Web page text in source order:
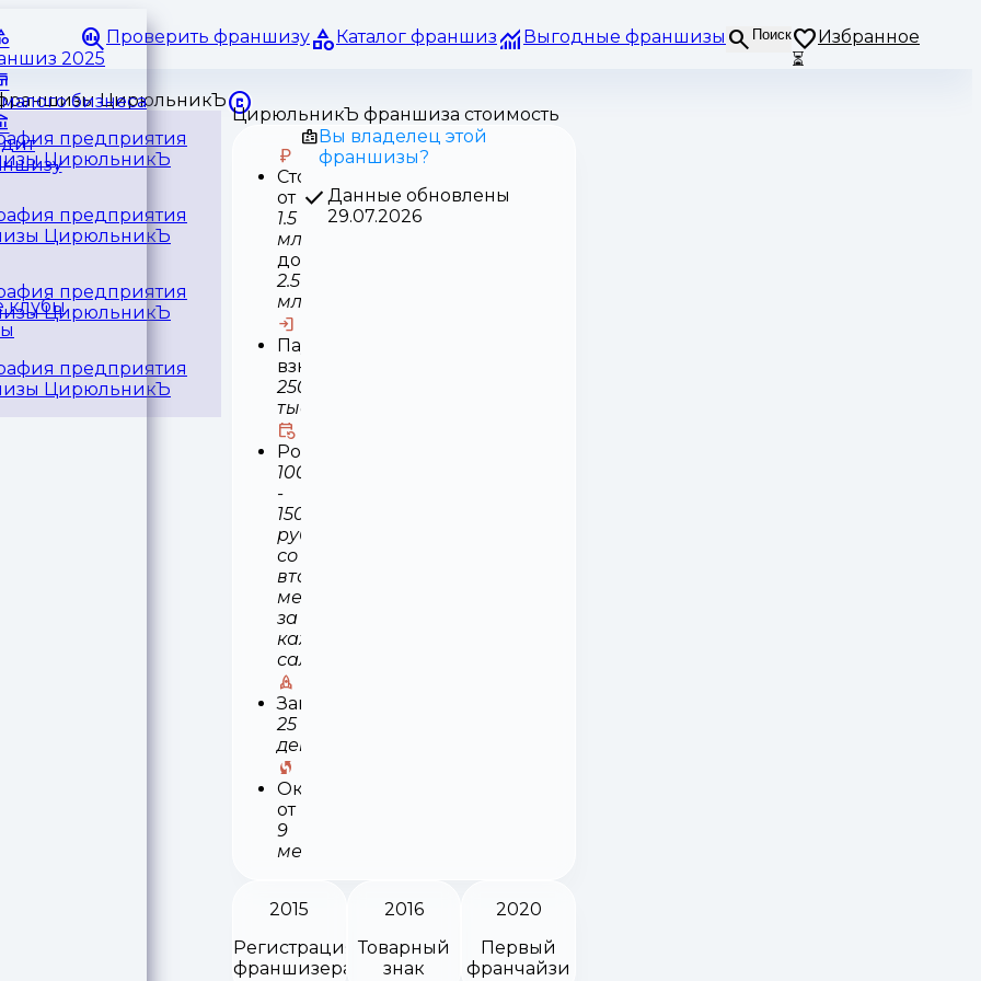
Проверить франшизу Каталог франшиз Выгодные франшизы Поиск
Избранное
⏳
2025
бизнеса
клубы
ЦирюльникЪ франшиза стоимость
Стоимость
от
1.5
млн
до
2.5
млн
Паушальный
взнос
250
тыс
Роялти
10000
-
15000
рублей
со
второго
месяца
за
каждый
салон
Запуск
25
деней
Окупаемость
от
9
месяцев
Вы владелец этой
франшизы?
Данные обновлены
29.07.2026
2015
Регистрация
франшизера
2016
Товарный
знак
2020
Первый
франчайзи